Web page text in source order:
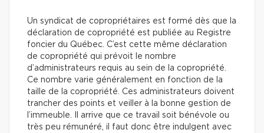
Un syndicat de copropriétaires est formé dès que la
déclaration de copropriété est publiée au Registre
foncier du Québec. C’est cette même déclaration
de copropriété qui prévoit le nombre
d’administrateurs requis au sein de la copropriété.
Ce nombre varie généralement en fonction de la
taille de la copropriété. Ces administrateurs doivent
trancher des points et veiller à la bonne gestion de
l’immeuble. Il arrive que ce travail soit bénévole ou
très peu rémunéré, il faut donc être indulgent avec